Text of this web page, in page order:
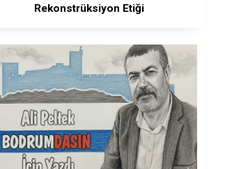
Rekonstrüksiyon Etiği